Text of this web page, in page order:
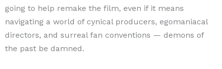
going to help remake the film, even if it means
navigating a world of cynical producers, egomaniacal
directors, and surreal fan conventions — demons of
the past be damned.